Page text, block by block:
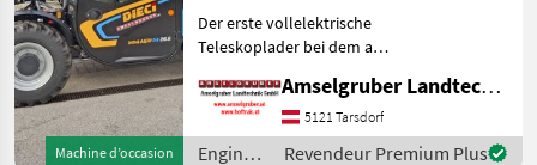
Machine d’occasion
Österreichpaket
Der erste vollelektrische
Teleskoplader bei dem an
wurde - MADE BY DIECI!
AKTION: DIECI 26.6 E
Elektro Mini Agri NEU mit
Amselgruber Landtechnik GmbH
5121 Tarsdorf
Engins
Revendeur Premium Plus